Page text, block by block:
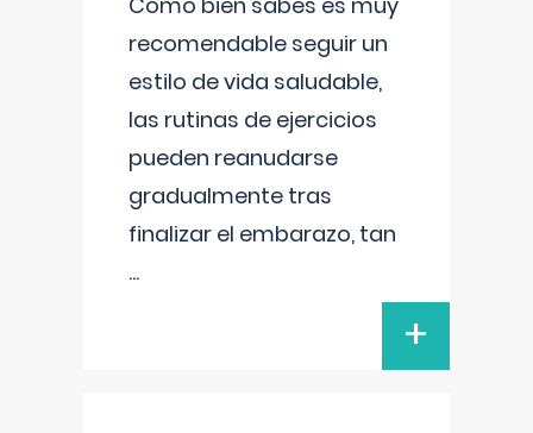
recomendable seguir un
estilo de vida saludable,
las rutinas de ejercicios
pueden reanudarse
gradualmente tras
finalizar el embarazo, tan
...
+